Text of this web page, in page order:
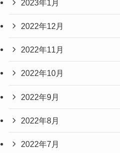
2023年1月
2022年12月
2022年11月
2022年10月
2022年9月
2022年8月
2022年7月